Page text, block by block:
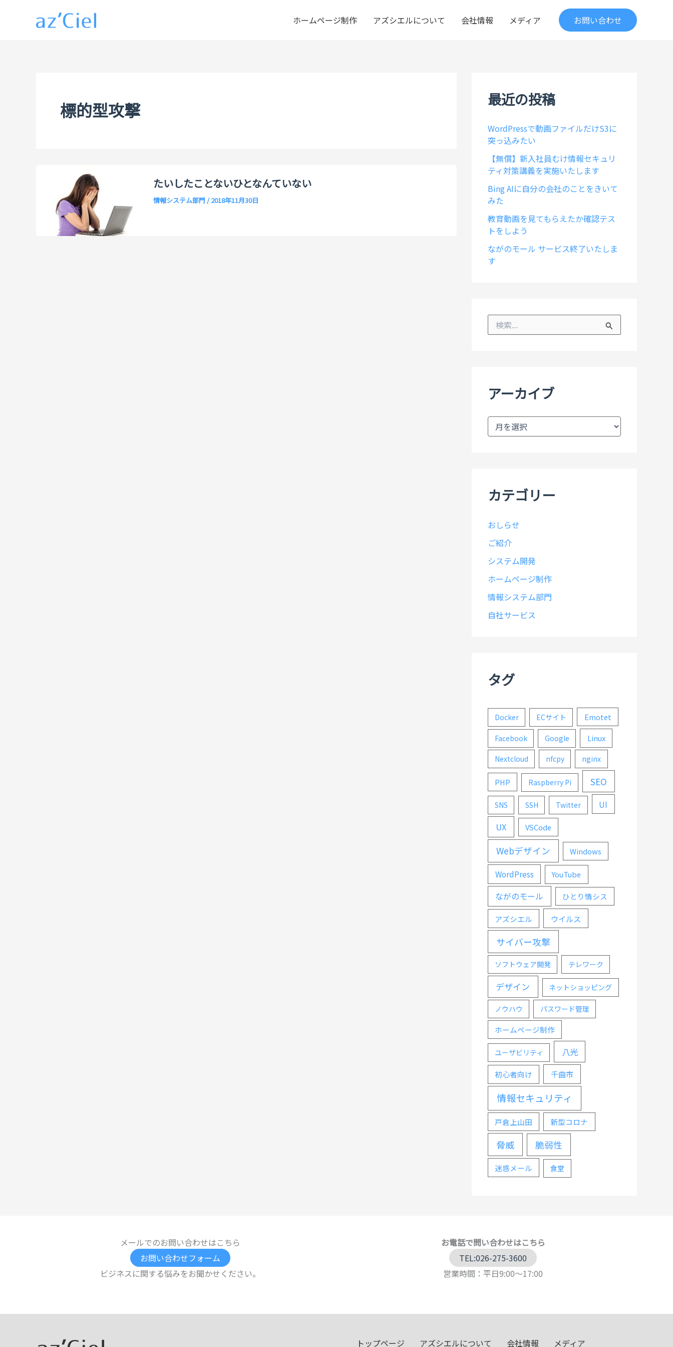
ホームページ制作 アズシエルについて 会社情報 メディア お問い合わせ
標的型攻撃
たいしたことないひとなんていない
情報システム部門 /2018年11月30日
最近の投稿
WordPressで動画ファイルだけS3に
突っ込みたい
【無償】新入社員むけ情報セキュリ
ティ対策講義を実施いたします
Bing AIに自分の会社のことをきいて
みた
教育動画を見てもらえたか確認テス
トをしよう
ながのモール サービス終了いたしま
す
アーカイブ
ア
カテゴリー
おしらせ
ご紹介
システム開発
ホームページ制作
情報システム部門
自社サービス
タグ
Docker ECサイト Emotet
Facebook Google Linux
Nextcloud nfcpy nginx
PHP Raspberry Pi SEO
SNS SSH Twitter UI
UX VSCode
Webデザイン Windows
WordPress YouTube
ながのモール ひとり情シス
アズシエル ウイルス
サイバー攻撃
ソフトウェア開発 テレワーク
デザイン ネットショッピング
ノウハウ パスワード管理
ホームページ制作
ユーザビリティ 八光
初心者向け 千曲市
情報セキュリティ
戸倉上山田 新型コロナ
脅威 脆弱性
迷惑メール 食堂
メールでのお問い合わせはこちら
お問い合わせフォーム
ビジネスに関する悩みをお聞かせください。
お電話で問い合わせはこちら
TEL:026-275-3600
営業時間：平日9:00～17:00
トップページ アズシエルについて 会社情報 メディア